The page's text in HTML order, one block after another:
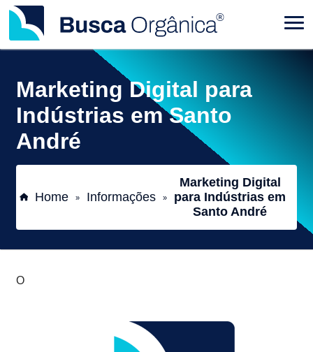
Marketing Digital para
Indústrias em Santo
André
Home » Informações »
Marketing Digital
para Indústrias em
Santo André
O